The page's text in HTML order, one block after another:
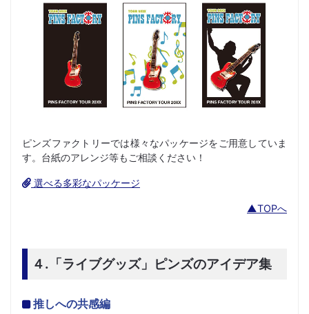
ピンズファクトリーでは様々なパッケージをご用意していま
す。台紙のアレンジ等もご相談ください！
選べる多彩なパッケージ
▲TOPへ
４.「ライブグッズ」ピンズのアイデア集
推しへの共感編